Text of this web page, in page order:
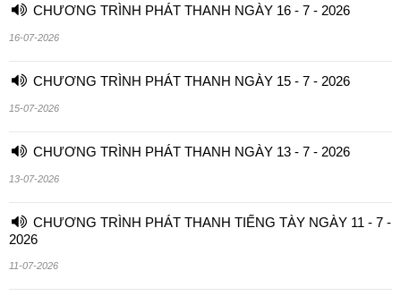
CHƯƠNG TRÌNH PHÁT THANH NGÀY 16 - 7 - 2026
16-07-2026
CHƯƠNG TRÌNH PHÁT THANH NGÀY 15 - 7 - 2026
15-07-2026
CHƯƠNG TRÌNH PHÁT THANH NGÀY 13 - 7 - 2026
13-07-2026
CHƯƠNG TRÌNH PHÁT THANH TIẾNG TÀY NGÀY 11 - 7 -
2026
11-07-2026